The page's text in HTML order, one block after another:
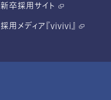
新卒採用サイト
採用メディア『vivivi』